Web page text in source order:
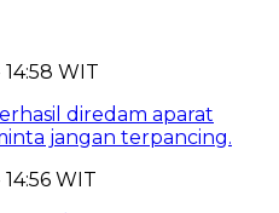
WIT
diredam aparat
jangan terpancing.
WIT